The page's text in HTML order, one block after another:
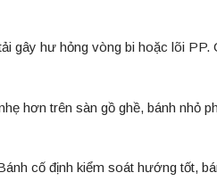
gây hư hỏng vòng bi hoặc lõi PP.
hơn trên sàn gồ ghề, bánh nhỏ
cố định kiểm soát hướng tốt,